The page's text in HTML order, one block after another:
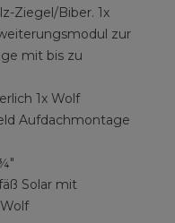
Ziegel/Biber. 1x
zur
mit bis zu
1x Wolf
Aufdachmontage
Solar mit